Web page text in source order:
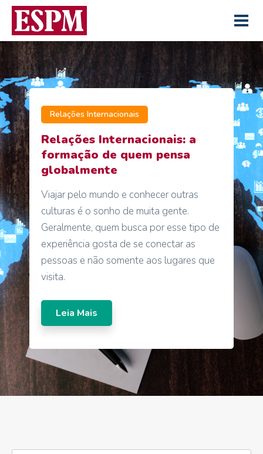
Relações Internacionais
Relações Internacionais: a
formação de quem pensa
globalmente
Viajar pelo mundo e conhecer outras
culturas é o sonho de muita gente.
Geralmente, quem busca por esse tipo de
experiência gosta de se conectar as
pessoas e não somente aos lugares que
visita.
Leia Mais